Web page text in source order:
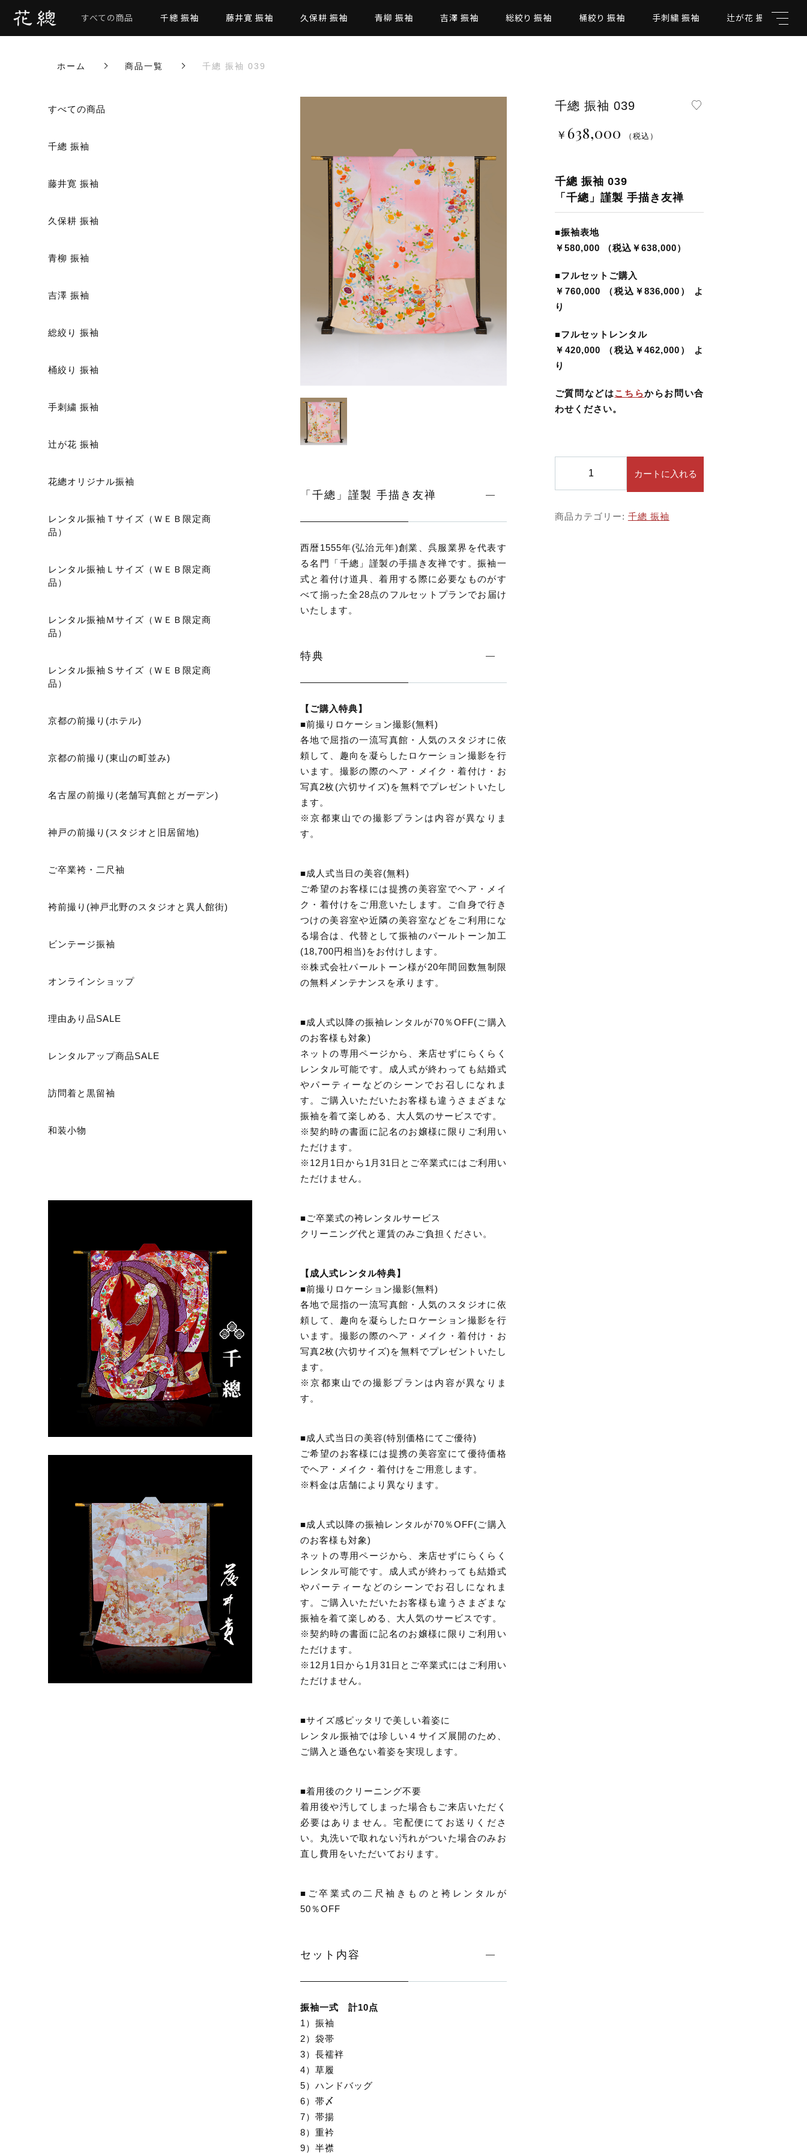
すべての商品 千總 振袖 藤井寛 振袖 久保耕 振袖 青柳 振袖 吉澤 振袖 総絞り 振袖 桶絞り 振袖 手刺繍 振袖 辻が花 振袖
ホーム 商品一覧 千總 振袖 039
「千總」謹製 手描き友禅
西暦1555年(弘治元年)創業、呉服業界を代表す
る名門「千總」謹製の手描き友禅です。振袖一
式と着付け道具、着用する際に必要なものがす
べて揃った全28点のフルセットプランでお届け
いたします。
特典
【ご購入特典】
■前撮りロケーション撮影(無料)
各地で屈指の一流写真館・人気のスタジオに依
頼して、趣向を凝らしたロケーション撮影を行
います。撮影の際のヘア・メイク・着付け・お
写真2枚(六切サイズ)を無料でプレゼントいたし
ます。
※京都東山での撮影プランは内容が異なりま
す。
■成人式当日の美容(無料)
ご希望のお客様には提携の美容室でヘア・メイ
ク・着付けをご用意いたします。ご自身で行き
つけの美容室や近隣の美容室などをご利用にな
る場合は、代替として振袖のパールトーン加工
(18,700円相当)をお付けします。
※株式会社パールトーン様が20年間回数無制限
の無料メンテナンスを承ります。
■成人式以降の振袖レンタルが70％OFF(ご購入
のお客様も対象)
ネットの専用ページから、来店せずにらくらく
レンタル可能です。成人式が終わっても結婚式
やパーティーなどのシーンでお召しになれま
す。ご購入いただいたお客様も違うさまざまな
振袖を着て楽しめる、大人気のサービスです。
※契約時の書面に記名のお嬢様に限りご利用い
ただけます。
※12月1日から1月31日とご卒業式にはご利用い
ただけません。
■ご卒業式の袴レンタルサービス
クリーニング代と運賃のみご負担ください。
【成人式レンタル特典】
■前撮りロケーション撮影(無料)
各地で屈指の一流写真館・人気のスタジオに依
頼して、趣向を凝らしたロケーション撮影を行
います。撮影の際のヘア・メイク・着付け・お
写真2枚(六切サイズ)を無料でプレゼントいたし
ます。
※京都東山での撮影プランは内容が異なりま
す。
■成人式当日の美容(特別価格にてご優待)
ご希望のお客様には提携の美容室にて優待価格
でヘア・メイク・着付けをご用意します。
※料金は店舗により異なります。
■成人式以降の振袖レンタルが70％OFF(ご購入
のお客様も対象)
ネットの専用ページから、来店せずにらくらく
レンタル可能です。成人式が終わっても結婚式
やパーティーなどのシーンでお召しになれま
す。ご購入いただいたお客様も違うさまざまな
振袖を着て楽しめる、大人気のサービスです。
※契約時の書面に記名のお嬢様に限りご利用い
ただけます。
※12月1日から1月31日とご卒業式にはご利用い
ただけません。
■サイズ感ピッタリで美しい着姿に
レンタル振袖では珍しい４サイズ展開のため、
ご購入と遜色ない着姿を実現します。
■着用後のクリーニング不要
着用後や汚してしまった場合もご来店いただく
必要はありません。宅配便にてお送りくださ
い。丸洗いで取れない汚れがついた場合のみお
直し費用をいただいております。
■ご卒業式の二尺袖きものと袴レンタルが
50％OFF
セット内容
振袖一式 計10点
1）振袖
2）袋帯
3）長襦袢
4）草履
5）ハンドバッグ
6）帯〆
7）帯揚
8）重衿
9）半襟
千總 振袖 039
￥ 638,000 （税込）
千總 振袖 039
「千總」謹製 手描き友禅
■振袖表地
￥580,000 （税込￥638,000）
■フルセットご購入
￥760,000 （税込￥836,000） よ
り
■フルセットレンタル
￥420,000 （税込￥462,000） よ
り
ご質問などはこちらからお問い合
わせください。
0
カートに入れる
商品カテゴリー: 千總 振袖
すべての商品
千總 振袖
藤井寛 振袖
久保耕 振袖
青柳 振袖
吉澤 振袖
総絞り 振袖
桶絞り 振袖
手刺繍 振袖
辻が花 振袖
花總オリジナル振袖
レンタル振袖Ｔサイズ（ＷＥＢ限定商
品）
レンタル振袖Ｌサイズ（ＷＥＢ限定商
品）
レンタル振袖Ｍサイズ（ＷＥＢ限定商
品）
レンタル振袖Ｓサイズ（ＷＥＢ限定商
品）
京都の前撮り(ホテル)
京都の前撮り(東山の町並み)
名古屋の前撮り(老舗写真館とガーデン)
神戸の前撮り(スタジオと旧居留地)
ご卒業袴・二尺袖
袴前撮り(神戸北野のスタジオと異人館街)
ビンテージ振袖
オンラインショップ
理由あり品SALE
レンタルアップ商品SALE
訪問着と黒留袖
和装小物
￥638,000
親カテゴリ
子カテゴリ
価格帯
並び順